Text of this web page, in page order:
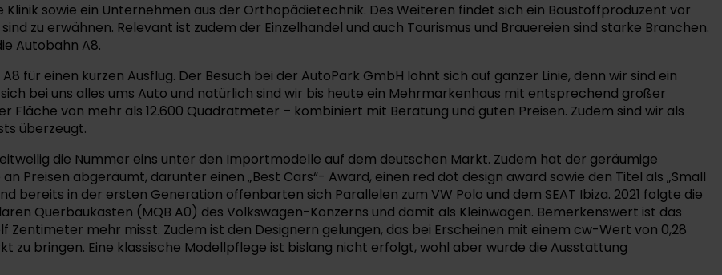
sowie ein Unternehmen aus der Orthopädietechnik. Des Weiteren findet sich ein Baustoffproduzent vor
zu erwähnen. Relevant ist zudem der Einzelhandel und auch Tourismus und Brauereien sind starke Branchen.
Autobahn A8.
für einen kurzen Ausflug. Der Besuch bei der AutoPark GmbH lohnt sich auf ganzer Linie, denn wir sind ein
bei uns alles ums Auto und natürlich sind wir bis heute ein Mehrmarkenhaus mit entsprechend großer
Fläche von mehr als 12.600 Quadratmeter – kombiniert mit Beratung und guten Preisen. Zudem sind wir als
überzeugt.
die Nummer eins unter den Importmodelle auf dem deutschen Markt. Zudem hat der geräumige
Preisen abgeräumt, darunter einen „Best Cars“- Award, einen red dot design award sowie den Titel als „Small
bereits in der ersten Generation offenbarten sich Parallelen zum VW Polo und dem SEAT Ibiza. 2021 folgte die
Querbaukasten (MQB A0) des Volkswagen-Konzerns und damit als Kleinwagen. Bemerkenswert ist das
mehr misst. Zudem ist den Designern gelungen, das bei Erscheinen mit einem cw-Wert von 0,28
zu bringen. Eine klassische Modellpflege ist bislang nicht erfolgt, wohl aber wurde die Ausstattung